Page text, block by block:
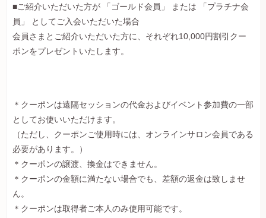
■ご紹介いただいた方が 「ゴールド会員」 または 「プラチナ会
員」 としてご入会いただいた場合
会員さまとご紹介いただいた方に、それぞれ10,000円割引クー
ポンをプレゼントいたします。
＊クーポンは遠隔セッションの代金およびイベント参加費の一部
としてお使いいただけます。
（ただし、クーポンご使用時には、オンラインサロン会員である
必要があります。）
＊クーポンの譲渡、換金はできません。
＊クーポンの金額に満たない場合でも、差額の返金は致しませ
ん。
＊クーポンは取得者ご本人のみ使用可能です。